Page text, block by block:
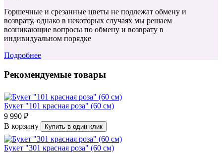
Горшечные и срезанные цветы не подлежат обмену и
возврату, однако в некоторых случаях мы решаем
возникающие вопросы по обмену и возврату в
индивидуальном порядке
Подробнее
Рекомендуемые товары
Букет "101 красная роза" (60 см)
9 990 ₽
В корзину
Купить в один клик
Букет "301 красная роза" (60 см)